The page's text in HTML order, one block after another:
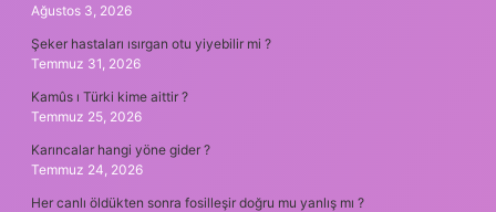
Ağustos 3, 2026
Şeker hastaları ısırgan otu yiyebilir mi ?
Temmuz 31, 2026
Kamûs ı Türki kime aittir ?
Temmuz 25, 2026
Karıncalar hangi yöne gider ?
Temmuz 24, 2026
Her canlı öldükten sonra fosilleşir doğru mu yanlış mı ?